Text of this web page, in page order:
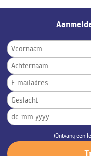
(Ontvang een